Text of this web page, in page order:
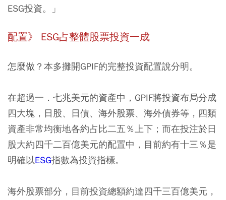
ESG投資。」
配置》 ESG占整體股票投資一成
怎麼做？本多攤開GPIF的完整投資配置說分明。
在超過一．七兆美元的資產中，GPIF將投資布局分成
四大塊，日股、日債、海外股票、海外債券等，四類
資產非常均衡地各約占比二五％上下；而在投注於日
股大約四千二百億美元的配置中，目前約有十三％是
明確以ESG指數為投資指標。
海外股票部分，目前投資總額約達四千三百億美元，